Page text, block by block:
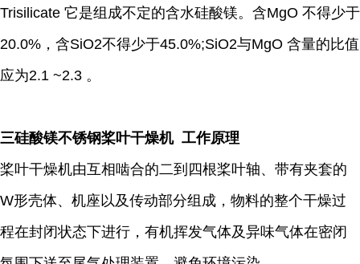
Trisilicate 它是组成不定的含水硅酸镁。含MgO 不得少于
20.0%，含SiO2不得少于45.0%;SiO2与MgO 含量的比值
应为2.1 ~2.3 。
三硅酸镁不锈钢桨叶干燥机 工作原理
桨叶干燥机由互相啮合的二到四根桨叶轴、带有夹套的
W形壳体、机座以及传动部分组成，物料的整个干燥过
程在封闭状态下进行，有机挥发气体及异味气体在密闭